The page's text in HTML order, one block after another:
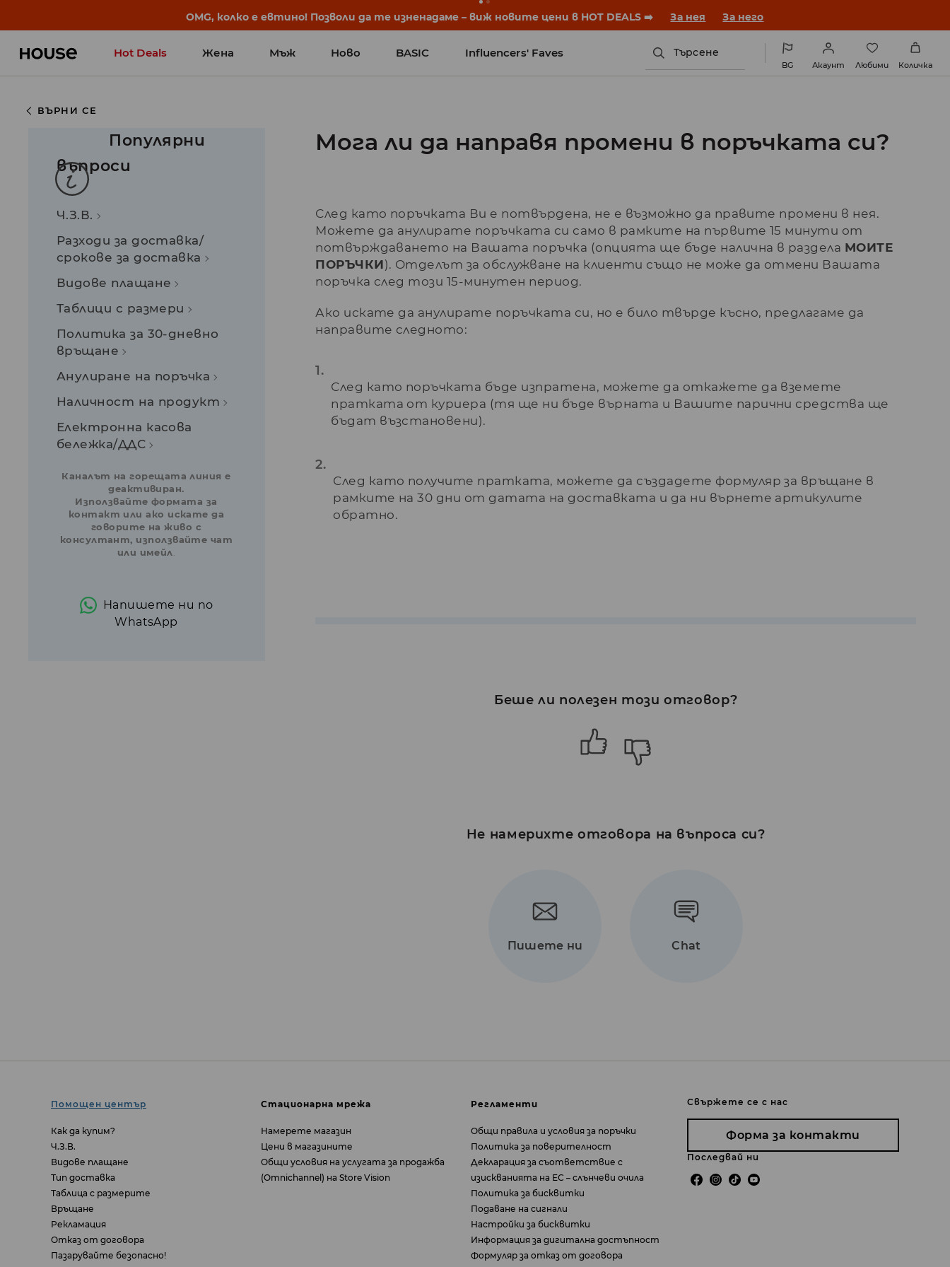
OMG, колко е евтино! Позволи да те изненадаме – виж новите цени в HOT DEALS ➡️ За нея За него
Hot Deals Жена Мъж Ново BASIC Influencers' Faves Търсене
BG Акаунт Любими Количка
ВЪРНИ СЕ
Популярни
въпроси
Ч.З.В.
Разходи за доставка/
срокове за доставка
Видове плащане
Таблици с размери
Политика за 30-дневно
връщане
Анулиране на поръчка
Наличност на продукт
Електронна касова
бележка/ДДС
Каналът на горещата линия е
деактивиран.
Използвайте формата за
контакт или ако искате да
говорите на живо с
консултант, използвайте чат
или имейл
Напишете ни по
WhatsApp
Мога ли да направя промени в поръчката си?
След като поръчката Ви е потвърдена, не е възможно да правите промени в нея.
Можете да анулирате поръчката си само в рамките на първите 15 минути от
потвърждаването на Вашата поръчка (опцията ще бъде налична в раздела МОИТЕ
ПОРЪЧКИ). Отделът за обслужване на клиенти също не може да отмени Вашата
поръчка след този 15-минутен период.
Ако искате да анулирате поръчката си, но е било твърде късно, предлагаме да
направите следното:
След като поръчката бъде изпратена, можете да откажете да вземете
пратката от куриера (тя ще ни бъде върната и Вашите парични средства ще
бъдат възстановени).
След като получите пратката, можете да създадете формуляр за връщане в
рамките на 30 дни от датата на доставката и да ни върнете артикулите
обратно.
Беше ли полезен този отговор?
Не намерихте отговора на въпроса си?
Пишете ни Chat
Помощен център
Как да купим?
Ч.З.В.
Видове плащане
Тип доставка
Таблица с размерите
Връщане
Pекламация
Отказ от договора
Пазарувайте безопасно!
Стационарна мрежа
Намерете магазин
Цени в магазините
Общи условия на услугата за продажба
(Omnichannel) на Store Vision
Регламенти
Общи правила и условия за поръчки
Политика за поверителност
Декларация за съответствие с
изискванията на ЕС – слънчеви очила
Политика за бисквитки
Подаване на сигнали
Настройки за бисквитки
Информация за дигитална достъпност
Формуляр за отказ от договора
Свържете се с нас
Форма за контакти
Последвай ни